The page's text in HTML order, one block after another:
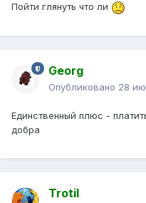
Пойти глянуть что ли
Georg
Опубликовано 28
Единственный плюс -
добра
Trotil